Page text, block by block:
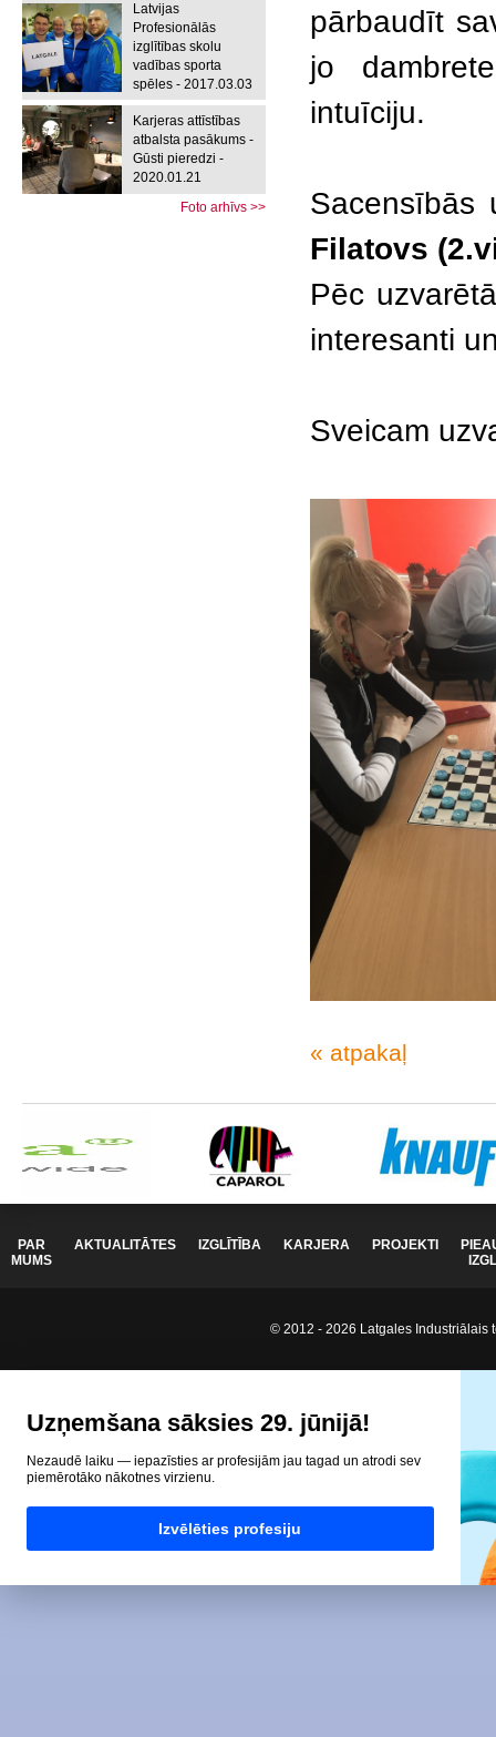
Latvijas
Profesionālās
izglītības skolu
vadības sporta
spēles - 2017.03.03
Karjeras attīstības
atbalsta pasākums -
Gūsti pieredzi -
2020.01.21
Foto arhīvs >>
pārbaudīt
jo
intuīciju.
Sacensībās
Filatovs
Pēc
interesanti
Sveicam
« atpakaļ
PAR
MUMS
AKTUALITĀTES IZGLĪTĪBA KARJERA PROJEKTI
© 2012 - 2026 Latgales Industriālais
Uzņemšana sāksies 29. jūnijā!
Nezaudē laiku — iepazīsties ar profesijām jau tagad un atrodi sev
piemērotāko nākotnes virzienu.
Izvēlēties profesiju